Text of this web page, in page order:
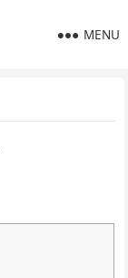
MENU